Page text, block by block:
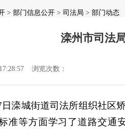
> 部门信息公开 > 司法局 > 部门动态
滦州市司法
浏览次数：
日滦城街道司法所组织社区
准等方面学习了道路交通